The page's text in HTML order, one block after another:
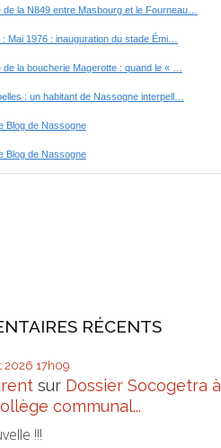
RÉCENTS
2026 17h09
sur Dossier Socogetra à
communal...
!!!